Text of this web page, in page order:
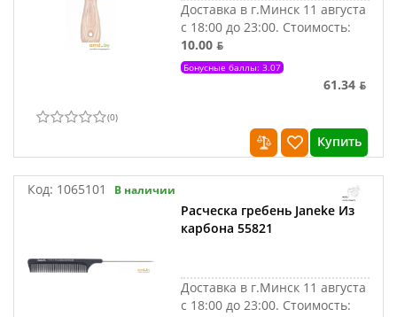
Доставка в г.Минск 11 августа
с 18:00 до 23:00. Стоимость:
10.00 ƃ
Бонусные баллы: 3.07
61.34 ƃ
(0)
Купить
Код: 1065101 В наличии
Расческа гребень Janeke Из
карбона 55821
Доставка в г.Минск 11 августа
с 18:00 до 23:00. Стоимость: